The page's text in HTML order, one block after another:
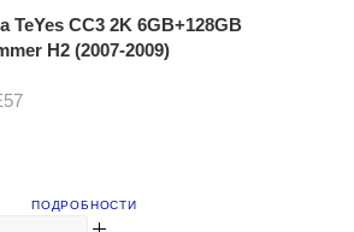
TeYes CC3 2K 6GB+128GB
H2 (2007-2009)
ПОДРОБНОСТИ